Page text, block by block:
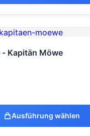
Kapitän Möwe
Ausführung wählen